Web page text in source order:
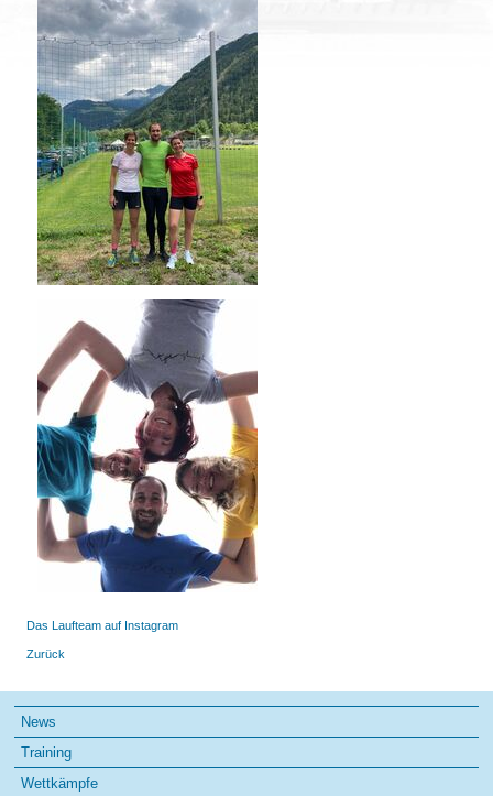
Das Laufteam auf Instagram
Zurück
Navigation
überspringen
News
Training
Wettkämpfe